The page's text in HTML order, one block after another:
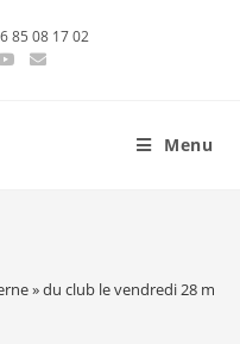
85 08 17 02
Menu
» du club le vendredi 28 mars